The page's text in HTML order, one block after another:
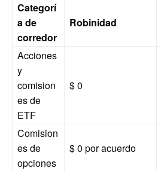
Categorí
a de
corredor
Robinidad
Acciones
y
comision
es de
ETF
$ 0
Comision
es de
opciones
$ 0 por acuerdo